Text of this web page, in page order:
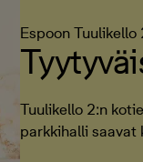
Espoon Tuulikello
Tuulikello 2:n
parkkihalli saavat